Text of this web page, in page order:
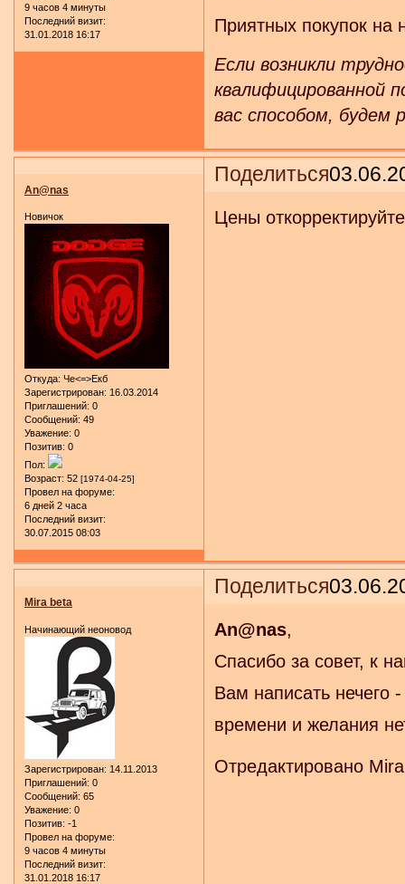
9 часов 4 минуты
Последний визит:
31.01.2018 16:17
Приятных покупок на
Если возникли
квалифицированной
вас способом, будем
Поделиться
An@nas
Новичок
Откуда: Че<=>Екб
Зарегистрирован: 16.03.2014
Приглашений: 0
Сообщений: 49
Уважение: 0
Позитив: 0
Пол:
Возраст: 52 [1974-04-25]
Провел на форуме:
6 дней 2 часа
Последний визит:
30.07.2015 08:03
Цены
Поделиться
Mira beta
Начинающий неоновод
Зарегистрирован: 14.11.2013
Приглашений: 0
Сообщений: 65
Уважение: 0
Позитив: -1
Провел на форуме:
9 часов 4 минуты
Последний визит:
31.01.2018 16:17
An@nas,
Спасибо за совет, к
Вам написать нечего
времени и желания
Отредактировано